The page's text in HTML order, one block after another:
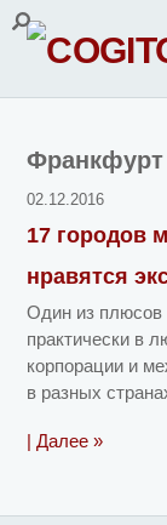
Франкфурт
02.12.2016
17 городов
нравятся
Один из плюсов
практически в
корпорации и
в разных
| Далее »